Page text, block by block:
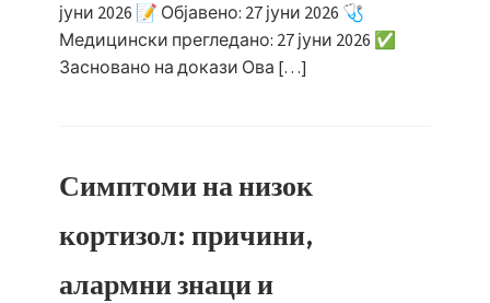
јуни 2026 📝 Објавено: 27 јуни 2026 🩺
Медицински прегледано: 27 јуни 2026 ✅
Засновано на докази Ова […]
Симптоми на низок
кортизол: причини,
алармни знаци и